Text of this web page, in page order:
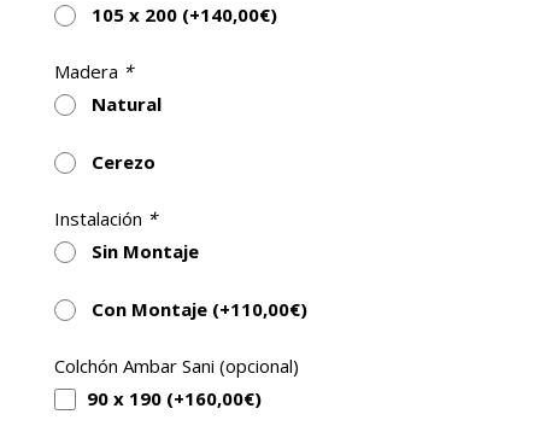
105 x 200 (+140,00€)
Madera *
Natural
Cerezo
Instalación *
Sin Montaje
Con Montaje (+110,00€)
Colchón Ambar Sani (opcional)
90 x 190 (+160,00€)